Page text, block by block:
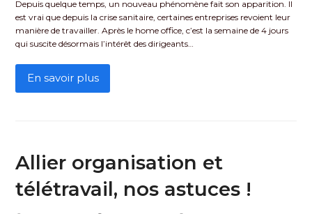
Depuis quelque temps, un nouveau phénomène fait son apparition. Il
est vrai que depuis la crise sanitaire, certaines entreprises revoient leur
manière de travailler. Après le home office, c’est la semaine de 4 jours
qui suscite désormais l’intérêt des dirigeants…
En savoir plus
Allier organisation et
télétravail, nos astuces !